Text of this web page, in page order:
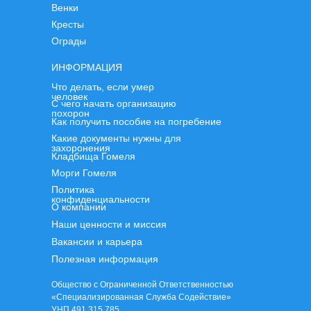
Общество с Ограниченной Ответственностью
«Специализированная Служба Содействие»
ИНФОРМАЦИЯ
Венки
Кресты
Ограды
Что делать, если умер
человек
С чего начать организацию
похорон
Какие документы нужны для
захоронения
Как получить пособие на погребение
Морги Гомеля
Кладбища Гомеля
Политика
конфиденциальности
О компании
Наши ценности и миссия
Вакансии и карьера
Полезная информация